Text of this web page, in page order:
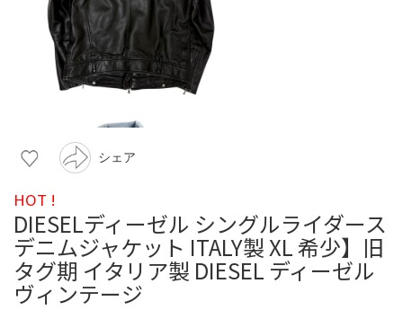
シェア
HOT !
DIESELディーゼル シングルライダース
デニムジャケット ITALY製 XL 希少】旧
タグ期 イタリア製 DIESEL ディーゼル
ヴィンテージ